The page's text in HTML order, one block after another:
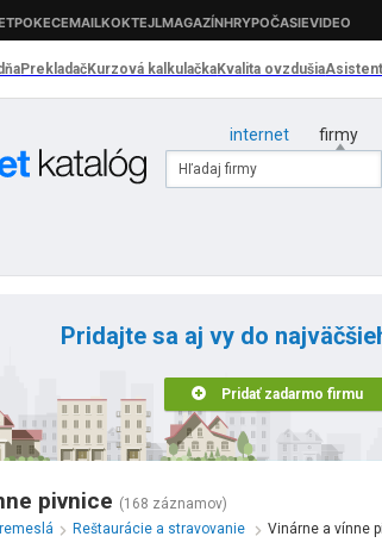
internet firmy
Pridajte sa aj vy do
Pridať zadarmo firmu
pivnice (168 záznamov)
Reštaurácie a stravovanie Vinárne a vínne